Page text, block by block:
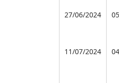
27/06/2024
11/07/2024